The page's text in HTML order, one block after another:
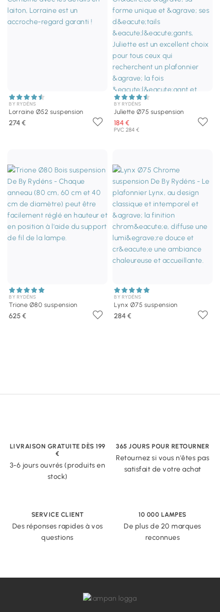
BY RYDÉNS
Lorraine Ø52 suspension
274 €
BY RYDÉNS
Juliette Ø75 suspension
184 €
PVC 284 €
BY RYDÉNS
Trione Ø80 suspension
625 €
BY RYDÉNS
Lynx Ø75 suspension
284 €
LIVRAISON GRATUITE DÈS 199
€
3-6 jours ouvrés (produits en
stock)
365 JOURS POUR RETOURNER
Retournez si vous n'êtes pas
satisfait de votre achat
SERVICE CLIENT
Des réponses rapides à vos
questions
10 000 LAMPES
De plus de 20 marques
reconnues